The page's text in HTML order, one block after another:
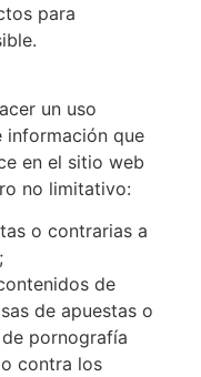
para
un uso
información que
en el sitio web
no limitativo:
o contrarias a
de
de apuestas o
pornografía
contra los